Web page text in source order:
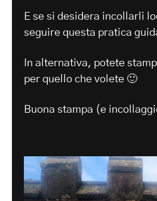
E se si desidera incollarli
seguire questa pratica
In alternativa, potete
per quello che volete 🙂
Buona stampa (e